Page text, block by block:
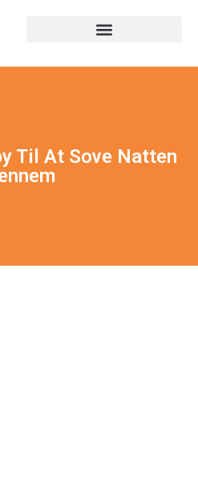
Til At Sove Natten